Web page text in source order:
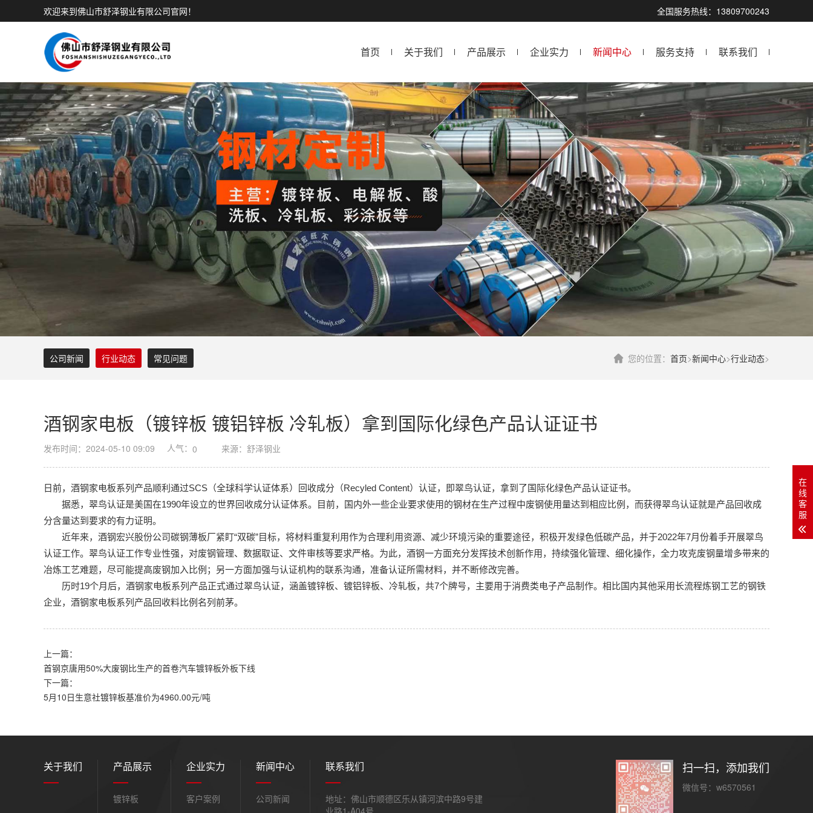
全国服务热线：13809700243
欢迎来到佛山市舒泽钢业有限公司官网！
首页 关于我们 产品展示 企业实力 新闻中心 服务支持 联系我们
您的位置： 首页>新闻中心>行业动态>
公司新闻 行业动态 常见问题
酒钢家电板（镀锌板 镀铝锌板 冷轧板）拿到国际化绿色产品认证证书
发布时间：2024-05-10 09:09 人气： 0 来源：舒泽钢业
日前，酒钢家电板系列产品顺利通过SCS（全球科学认证体系）回收成分（Recyled Content）认证，即翠鸟认证，拿到了国际化绿色产品认证证书。
据悉，翠鸟认证是美国在1990年设立的世界回收成分认证体系。目前，国内外一些企业要求使用的钢材在生产过程中废钢使用量达到相应比例，而获得翠鸟认证就是产品回收成
分含量达到要求的有力证明。
近年来，酒钢宏兴股份公司碳钢薄板厂紧盯“双碳”目标，将材料重复利用作为合理利用资源、减少环境污染的重要途径，积极开发绿色低碳产品，并于2022年7月份着手开展翠鸟
认证工作。翠鸟认证工作专业性强，对废钢管理、数据取证、文件审核等要求严格。为此，酒钢一方面充分发挥技术创新作用，持续强化管理、细化操作，全力攻克废钢量增多带来的
冶炼工艺难题，尽可能提高废钢加入比例；另一方面加强与认证机构的联系沟通，准备认证所需材料，并不断修改完善。
历时19个月后，酒钢家电板系列产品正式通过翠鸟认证，涵盖镀锌板、镀铝锌板、冷轧板，共7个牌号，主要用于消费类电子产品制作。相比国内其他采用长流程炼钢工艺的钢铁
企业，酒钢家电板系列产品回收料比例名列前茅。
上一篇：
首钢京唐用50%大废钢比生产的首卷汽车镀锌板外板下线
下一篇：
5月10日生意社镀锌板基准价为4960.00元/吨
关于我们 产品展示
镀锌板
企业实力
客户案例
新闻中心
公司新闻
联系我们
地址：佛山市顺德区乐从镇河滨中路9号建
扫一扫，添加我们
微信号：w6570561
在
线
客
服